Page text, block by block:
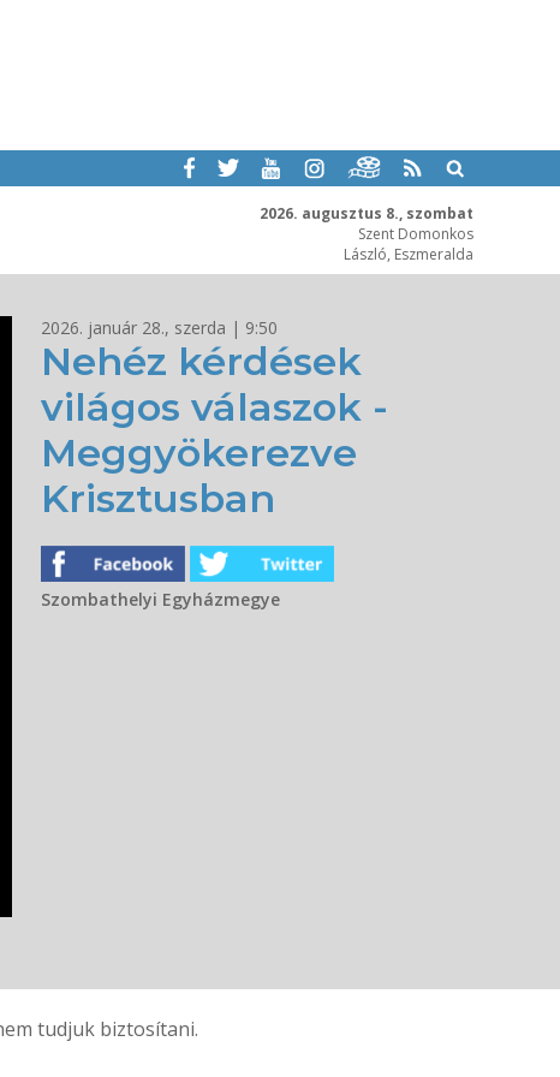
2026. augusztus 8., szombat
Szent Domonkos
László, Eszmeralda
2026. január 28., szerda | 9:50
Nehéz kérdések
világos válaszok -
Meggyökerezve
Krisztusban
Szombathelyi Egyházmegye
tudjuk biztosítani.